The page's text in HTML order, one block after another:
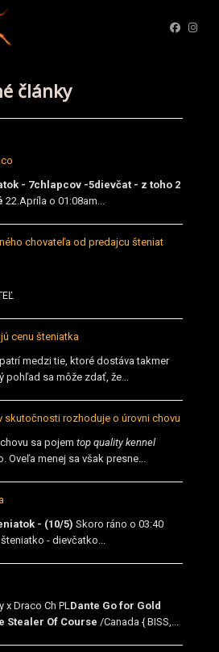
články
- 7chlapcov -5dievčat - z toho 2
22.Apríla o 01:08am...
chovateľa od predajcu šteniat
cenu šteniatka
medzi tie, ktoré dostáva takmer
pohľad sa môže zdať, že...
skutočnosti rozhoduje o úrovni chovu
sa pojem top quality kennel
Oveľa menej sa však presne...
- (10/5) Skoro ráno o 03:40
- dievčatko...
x Draco Ch PLDante Go for Gold
Stealer Of Course /Canada { BISS,...